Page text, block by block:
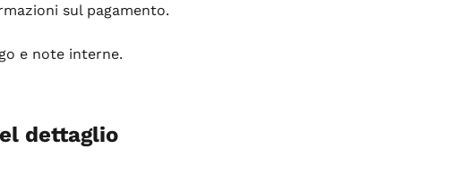
sul pagamento.
e note interne.
dettaglio